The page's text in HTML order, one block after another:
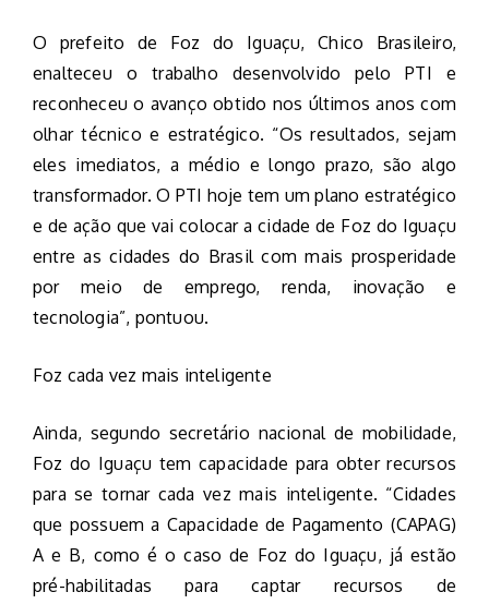
O prefeito de Foz do Iguaçu, Chico Brasileiro,
enalteceu o trabalho desenvolvido pelo PTI e
reconheceu o avanço obtido nos últimos anos com
olhar técnico e estratégico. “Os resultados, sejam
eles imediatos, a médio e longo prazo, são algo
transformador. O PTI hoje tem um plano estratégico
e de ação que vai colocar a cidade de Foz do Iguaçu
entre as cidades do Brasil com mais prosperidade
por meio de emprego, renda, inovação e
tecnologia”, pontuou.
Foz cada vez mais inteligente
Ainda, segundo secretário nacional de mobilidade,
Foz do Iguaçu tem capacidade para obter recursos
para se tornar cada vez mais inteligente. “Cidades
que possuem a Capacidade de Pagamento (CAPAG)
A e B, como é o caso de Foz do Iguaçu, já estão
pré-habilitadas para captar recursos de